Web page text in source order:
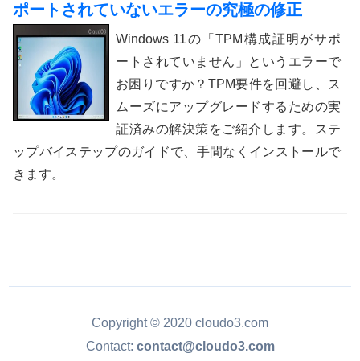
ポートされていないエラーの究極の修正
Windows 11の「TPM構成証明がサポ
ートされていません」というエラーで
お困りですか？TPM要件を回避し、ス
ムーズにアップグレードするための実
証済みの解決策をご紹介します。ステ
ップバイステップのガイドで、手間なくインストールで
きます。
Copyright © 2020 cloudo3.com
Contact: contact@cloudo3.com